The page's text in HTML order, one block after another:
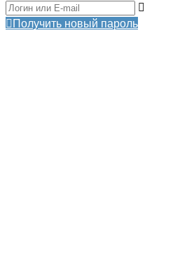
Получить новый пароль